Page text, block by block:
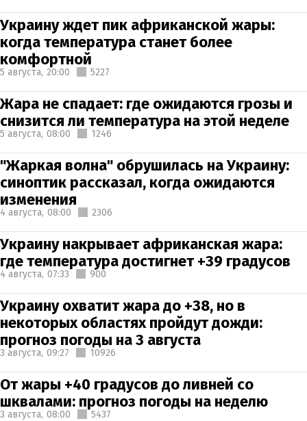
Украину ждет пик африканской жары:
когда температура станет более
комфортной
5 августа, 20:00 5227
Жара не спадает: где ожидаются грозы и
снизится ли температура на этой неделе
5 августа, 08:00 1246
"Жаркая волна" обрушилась на Украину:
синоптик рассказал, когда ожидаются
изменения
4 августа, 08:00 2306
Украину накрывает африканская жара:
где температура достигнет +39 градусов
4 августа, 07:33 900
Украину охватит жара до +38, но в
некоторых областях пройдут дожди:
прогноз погоды на 3 августа
3 августа, 09:27 10926
От жары +40 градусов до ливней со
шквалами: прогноз погоды на неделю
3 августа, 08:00 5437